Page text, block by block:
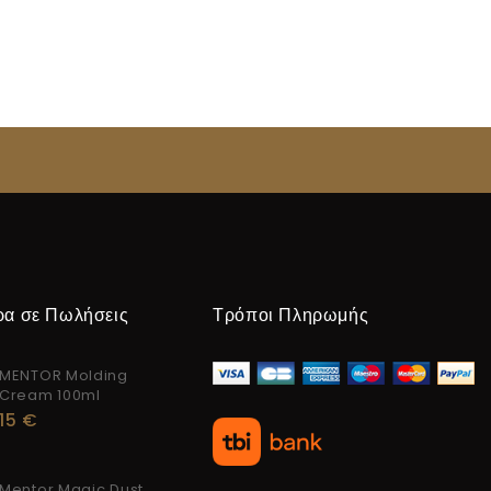
σε Πωλήσεις
MENTOR Molding
Cream 100ml
15 €
Τρόποι Πληρωμής